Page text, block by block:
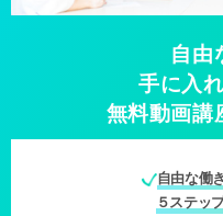
自由
手に入
無料動画講
自由な働
５ステッ